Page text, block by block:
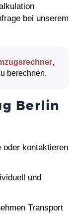
bei unserem
,
berechnen.
Berlin
oder kontaktieren
und
Transport